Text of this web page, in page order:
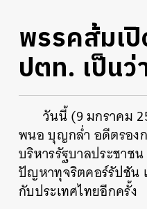
พรรคส้มเ
ปตท. เป็น
วันนี้ (9 มกราคม
พนอ บุญกล่ำ อดีตรอง
บริหารรัฐบาลประชาช
ปัญหาทุจริตคอร์รัปชัน
กับประเทศไทยอีกครั้ง